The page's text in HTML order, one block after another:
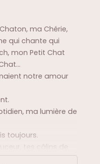
ma Chérie,
qui chante qui
mon Petit Chat
notre amour
ma lumière de
toujours.
tes câlins de
toi-même et